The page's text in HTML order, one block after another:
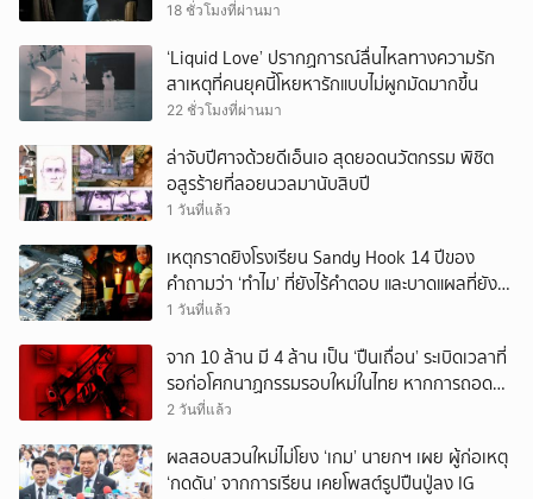
18 ชั่วโมงที่ผ่านมา
‘Liquid Love’ ปรากฏการณ์ลื่นไหลทางความรัก
สาเหตุที่คนยุคนี้โหยหารักแบบไม่ผูกมัดมากขึ้น
22 ชั่วโมงที่ผ่านมา
ล่าจับปีศาจด้วยดีเอ็นเอ สุดยอดนวัตกรรม พิชิต
อสูรร้ายที่ลอยนวลมานับสิบปี
1 วันที่แล้ว
เหตุกราดยิงโรงเรียน Sandy Hook 14 ปีของ
คำถามว่า ‘ทำไม’ ที่ยังไร้คำตอบ และบาดแผลที่ยัง
ทวงความรับผิดชอบไม่จบ
1 วันที่แล้ว
จาก 10 ล้าน มี 4 ล้าน เป็น ‘ปืนเถื่อน’ ระเบิดเวลาที่
รอก่อโศกนาฏกรรมรอบใหม่ในไทย หากการถอดบท
เรียนของรัฐเป็นเพียง ‘ลมปาก’
2 วันที่แล้ว
ผลสอบสวนใหม่ไม่โยง ‘เกม’ นายกฯ เผย ผู้ก่อเหตุ
‘กดดัน’ จากการเรียน เคยโพสต์รูปปืนปู่ลง IG